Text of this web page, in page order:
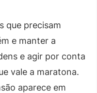
que precisam
e manter a
e agir por conta
vale a maratona.
aparece em